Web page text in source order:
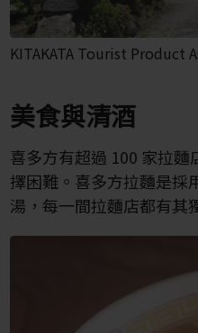
KITAKATA Tourist Product
美食與清酒
喜多方有超過 100 家拉
擇困難。喜多方拉麵是採
湯，每一間拉麵店都有其